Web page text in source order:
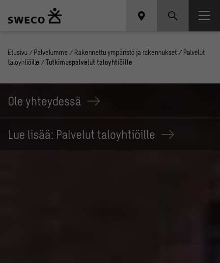
Etusivu / Palvelumme / Rakennettu ympäristö ja rakennukset / Palvelut
taloyhtiöille / Tutkimuspalvelut taloyhtiöille
Ole yhteydessä
Lue lisää: Palvelut taloyhtiöille